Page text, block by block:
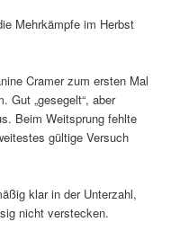
Mehrkämpfe im Herbst
Cramer zum ersten Mal
Gut „gesegelt“, aber
Beim Weitsprung fehlte
gültige Versuch
klar in der Unterzahl,
nicht verstecken.